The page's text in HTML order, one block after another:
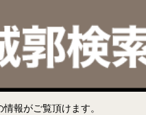
報がご覧頂けます。